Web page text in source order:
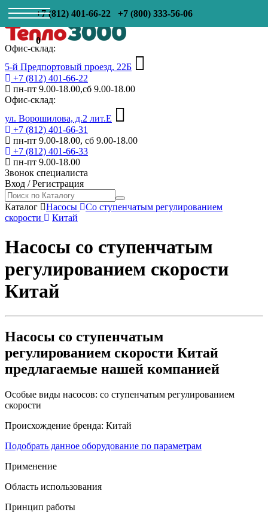
+7 (812) 401-66-22 +7 (800) 333-56-06
0
Офис-склад:
5-й Предпортовый проезд, 22Б
+7 (812) 401-66-22
пн-пт 9.00-18.00,сб 9.00-18.00
Офис-склад:
ул. Ворошилова, д.2 лит.Е
+7 (812) 401-66-31
пн-пт 9.00-18.00, сб 9.00-18.00
+7 (812) 401-66-33
пн-пт 9.00-18.00
Звонок специалиста
Вход /Регистрация
Каталог Насосы
Со ступенчатым регулированием
скорости
Китай
Насосы со ступенчатым
регулированием скорости
Китай
Насосы со ступенчатым
регулированием скорости Китай
предлагаемые нашей компанией
Особые виды насосов: со ступенчатым регулированием
скорости
Происхождение бренда: Китай
Подобрать данное оборудование по параметрам
Применение
Область использования
Принцип работы